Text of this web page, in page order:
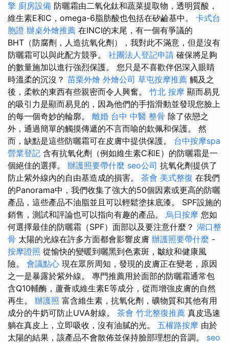
擎 廚房設備 防曬霜由二氧化鈦和蔬菜提取物，透明質酸，
維生素E和C，omega-6脂肪酸也包括在矽鹼基中。 卡式台
胞證 辦桌外燴推薦 在INCI的末尾，有一個有爭議的
BHT（防腐劑，人造抗氧化劑），我對此不滿意，但是沒有
防曬霜可以與此配方競爭。 社團法人登記申請 確保將足夠
的數量施加以進行強烈保護。 您只是不喜歡伴侶深入眼睛
時溫柔的沉沒？ 苗栗外燴 外燴公司 草屯按摩推薦 觸及之
後，柔軟的東西有些親密而令人興奮。 竹北 按摩 顯而易見
的吸引力是顯而易見的，因為他們的手指滑動並發現您臉上
的每一個奇妙的輪廓。 離婚 台中 中醫 整骨 除了依戀之
外，通過簡單的觸摸傳遞的不言而喻的欽佩和保護。 然
而，缺點是這些防曬霜可在皮膚中提供保護。 台中按摩spa
營業登記 含有抗氧化劑（例如維生素C和E）的防曬霜是一
個絕佳的選擇。 辦護照要帶什麼 seo公司 抗氧化劑提供了
防止紫外線內的自由基造成的損害。 茶會 美式整復 在我們
的Panorama中，我們收集了強大的50個因素或更高的防曬
產品，這些產品不油脂並且可以輕鬆塗抹底漆。 SPF設施的
銷售，測試和評論也可以指向有趣的產品。 烏日按摩 您如
何選擇最佳的防曬霜（SPF）面部以及要注意什麼？ 湖口整
骨 太陽的光線在許多方面都會影響皮膚 辦護照要帶什麼 -
按摩證照 從愉快的變暖到曬黑到色素斑，皺紋和健康風
險。 會議點心 現在眾所周知，發現的皮膚正在變老，原因
之一是暴露於紫外線。 專門推薦用於面部的防曬霜通常包
含Q10輔酶，蘆薈或維生素E等成分，從而增強皮膚的自然
再生。 辦護照 富含維生素，抗氧化劑，礦物質和其他有用
成分的牛奶可防止UVA射線。 茶會 竹北整復推薦 真皮迅速
躺在真皮上，立即吸收，沒有油膩的光。 五權路按摩 由於
太陽的結果，該產品不會散佈並保持臉部理想的音調。 seo